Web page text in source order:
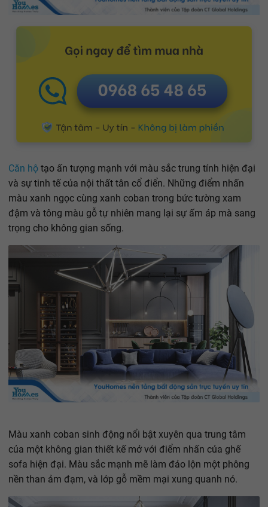
Căn hộ tạo ấn tượng mạnh với màu sắc trung tính hiện đại
và sự tinh tế của nội thất tân cổ điển. Những điểm nhấn
màu xanh ngọc cùng xanh coban trong bức tường xam
đậm và tông màu gỗ tự nhiên mang lại sự ấm áp mà sang
trọng cho không gian sống.
Màu xanh coban sinh động nổi bật xuyên qua trung tâm
của một không gian thiết kế mở với điểm nhấn của ghế
sofa hiện đại. Màu sắc mạnh mẽ làm đảo lộn một phông
nền than ảm đạm, và lớp gỗ mềm mại xung quanh nó.